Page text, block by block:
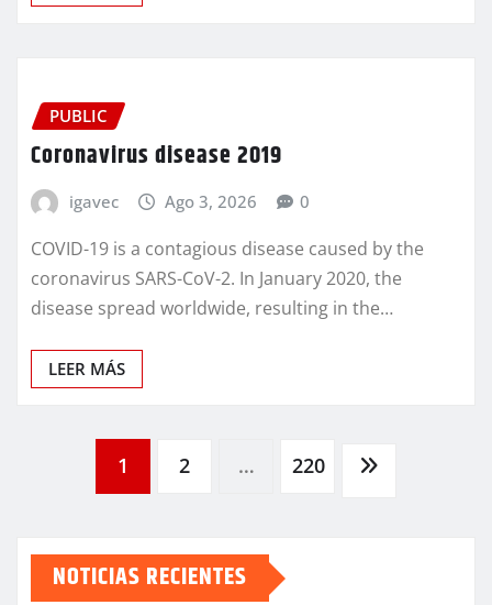
PUBLIC
Coronavirus disease 2019
igavec Ago 3, 2026 0
COVID-19 is a contagious disease caused by the
coronavirus SARS-CoV-2. In January 2020, the
disease spread worldwide, resulting in the…
LEER MÁS
Paginación
de
1 2 … 220
NOTICIAS RECIENTES